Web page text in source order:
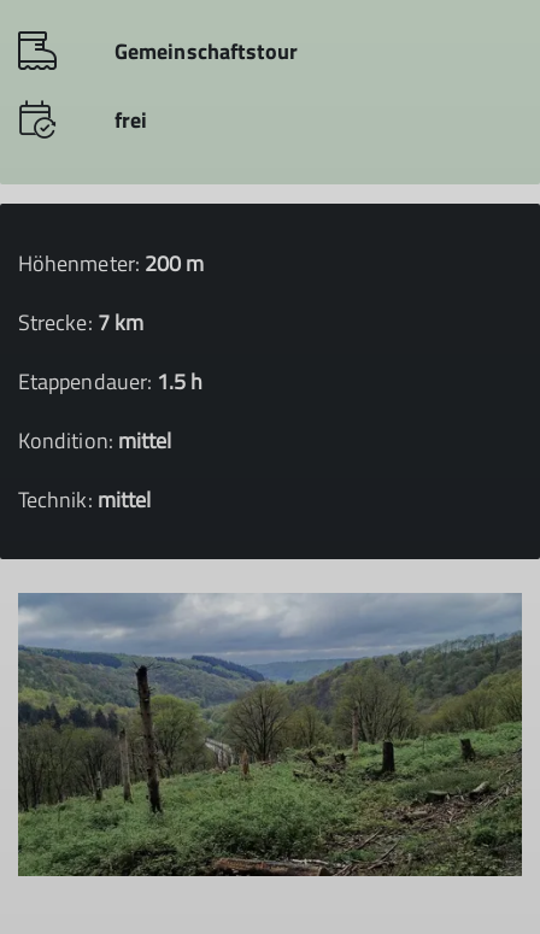
Gemeinschaftstour
frei
Höhenmeter: 200 m
Strecke: 7 km
Etappendauer: 1.5 h
Kondition: mittel
Technik: mittel